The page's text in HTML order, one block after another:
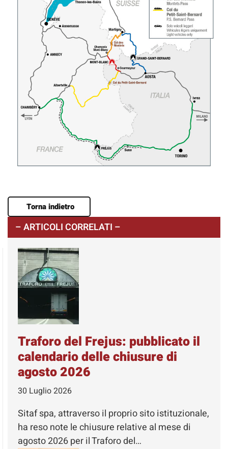
Torna indietro
– ARTICOLI CORRELATI –
Traforo del Frejus: pubblicato il
calendario delle chiusure di
agosto 2026
30 Luglio 2026
Sitaf spa, attraverso il proprio sito istituzionale,
ha reso note le chiusure relative al mese di
agosto 2026 per il Traforo del…